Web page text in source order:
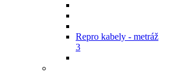
Repro kabely - metráž
3